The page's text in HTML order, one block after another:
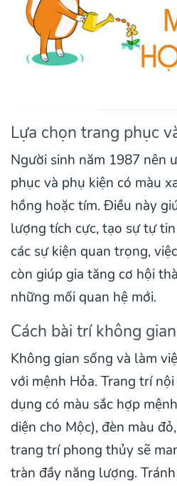
Lựa chọn trang phục
Người sinh năm 1987 nên
phục và phụ kiện có màu
hồng hoặc tím. Điều này
lượng tích cực, tạo sự tự
các sự kiện quan trọng,
còn giúp gia tăng cơ hội
những mối quan hệ mới.
Cách bài trí không
Không gian sống và làm
với mệnh Hỏa. Trang trí
dụng có màu sắc hợp
diện cho Mộc), đèn màu
trang trí phong thủy sẽ
tràn đầy năng lượng.